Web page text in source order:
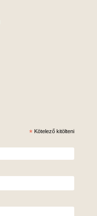
* Kötelező kitölteni